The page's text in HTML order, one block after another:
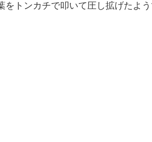
をトンカチで叩いて圧し拡げたよ